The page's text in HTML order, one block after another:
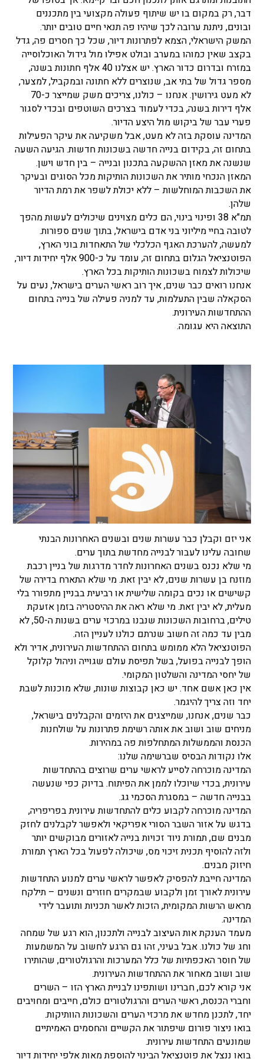
דבר, רק במקום בו יש שיתוף פעולה מקצועי בין מתכננים
ובונים, ניתנת ערובה לכך שיהיו פה תנאי חיים טובים יותר.
המשק הישראלי, הצמא לפתרונות דיור, שכל כך חסרים פה, גדל
בקצב שאין כמוהו במערב ובולט אפילו מול גידול האוכלוסייה
במזרח ובדרום כדור הארץ. יש אצלנו 40 אלף חתונות בשנה,
מספר גדול של בתי אב, שנוצרים ללא חתונה ובמקביל, למצער,
לא מעט גירושין. אנחנו – כולנו, צריכים משק שמייצר כ-70
אלף דירות בשנה, בכדי לעמוד בצרכים השוטפים ובכדי לסגור
פערי עבר של ביקוש מול היצע הדיור.
המדינה עוסקת בזה לא מעט, אבל משקיעה את עיקר הפעילות
בתחום זה, בקידום בנייה חדשה בשכונות חדשות. הגיעה השעה
שנשנה את מאזן ההשקעה בתכנון ובנייה – בין חדש וישן.
המאזן הנכחי מותיר את השכונות הותיקות מכל הסוגים ובעיקר
את השכבות המוחלשות – ללא יכולת לשפר את רמת הדיור
שלהן.
תמ"א 38 ופינוי בינוי, הם כלים מצוינים שיכולים לעשות מהפך
לטובה בחיי מיליוני בני אדם בישראל, בתוך שנים ספורות.
למעשה, להערכת האגף הכלכלי של התאחדות בוני הארץ,
הפוטנציאל הגלום בתחום זה, עומד על כ-900 אלף יחידות דיור,
שיכולות לצמוח בשכונות הותיקות בכל הארץ.
אנחנו רואים כבר שנים, איך רוב ראשי הערים בישראל, נעים על
הסקאלה שבין התעלמות, עד למניה פעילה של בנייה בתחום
ההתחדשות העירונית.
התוצאה היא עגומה.
אני יזם וקבלן כבר עשרות שנים ובשנים האחרונות הבנתי
שחובה עלינו לעבור לבנייה מחדשת בתוך ערים.
מי שלא נכנס בשנים האחרונות לחדר מדרגות של בניין רכבת
מוזנח בן עשרות שנים, לא יבין זאת. מי שלא התארח בדירה של
קשישים או נכים בקומה שלישית או רביעית בבניין מתפורר בלי
מעלית, לא יבין זאת. מי שלא ראה את ההיסטריה בזמן אזעקת
טילים, ברחובות השכונות שנבנו במרכזי ערים בשנות ה-50, לא
מבין עד כמה זה חשוב שנרתם כולנו לעניין הזה.
הפוטנציאל הלא ממומש בתחום ההתחדשות העירונית, אדיר ולא
הופך לבנייה בפועל, בשל תפיסת עולם שגוייה וניהול קלוקל
של יחסי המדינה והשלטון המקומי.
אין כאן אשם אחד. יש כאן קבוצות שונות, שלא מוכנות לשבת
יחד וזה צריך להיגמר.
כבר שנים, אנחנו, שמייצגים את היזמים והקבלנים בישראל,
מניחים שוב ושוב את אותה רשימת פתרונות על שולחנות
הכנסת והממשלות המתחלפות פה במהירות.
אלו נקודות הבסיס שברשימה שלנו:
המדינה מוכרחה לסייע לראשי ערים שרוצים בהתחדשות
עירונית, בכדי שיוכלו לממן את הפיתוח. בדיוק כפי שנעשה
בבנייה חדשה – במסגרת הסכמי גג.
המדינה מוכרחה לקבוע כלים להתחדשות עירונית בפריפריה,
בדגש על אזור השבר הסורי אפריקאי ולאפשר לקבלנים לחזק
מבנים שם, תמורת ניוד זכויות בנייה לאזורים מבוקשים יותר
ולזה להוסיף תכנית זיכוי מס, שיכולה לפעול בכל הארץ תמורת
חיזוק מבנים.
המדינה חייבת להפסיק לאפשר לראשי ערים למנוע התחדשות
עירונית לאורך זמן ולקבוע שבמקרים חוזרים ונשנים – תילקח
מראש הרשות המקומית, הזכות לאשר תכניות ותועבר לידי
המדינה.
מעמד הענקת אות העיצוב לבנייה ולתכנון, הוא רגע של שמחה
וחג של כולנו. אבל בעיני, זהו גם הרגע לחשוב על המשמעות
של חוסר האכפתיות של כלל המערכות והרגולטורים, שהותירו
שוב ושוב מאחור את ההתחדשות העירונית.
אני קורא לכם, חברינו ושותפינו לבניית הארץ הזו – השרים
וחברי הכנסת, ראשי הערים והרגולטורים כולם, חייבים ומחויבים
יחד, לתכנן מחדש את מרכזי הערים והשכונות הוותיקות.
בואו ניצור פורום שיפתור את הקשיים והחסמים האמיתיים
שמונעים התחדשות עירונית.
בואו ננצל את פוטנציאל הבינוי להוספת מאות אלפי יחידות דיור